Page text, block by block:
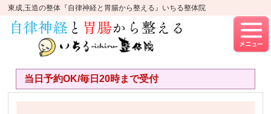
東成,玉造の整体『自律神経と胃腸から整える』いちる整体院
当日予約OK/毎日20時まで受付